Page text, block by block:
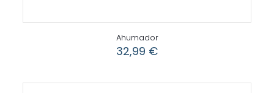
Ahumador
32,99 €